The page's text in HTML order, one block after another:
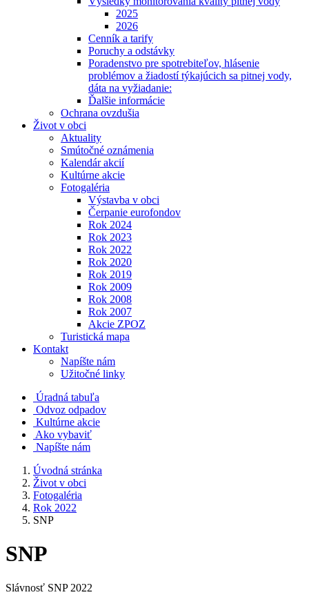
2025
2026
Cenník a tarify
Poruchy a odstávky
Poradenstvo pre spotrebiteľov, hlásenie
problémov a žiadostí týkajúcich sa pitnej vody,
dáta na vyžiadanie:
Ďalšie informácie
Ochrana ovzdušia
Život v obci
Aktuality
Smútočné oznámenia
Kalendár akcií
Kultúrne akcie
Fotogaléria
Výstavba v obci
Čerpanie eurofondov
Rok 2024
Rok 2023
Rok 2022
Rok 2020
Rok 2019
Rok 2009
Rok 2008
Rok 2007
Akcie ZPOZ
Turistická mapa
Kontakt
Napíšte nám
Užitočné linky
Úradná tabuľa
Odvoz odpadov
Kultúrne akcie
Ako vybaviť
Napíšte nám
Úvodná stránka
Život v obci
Fotogaléria
Rok 2022
SNP
SNP
Slávnosť SNP 2022